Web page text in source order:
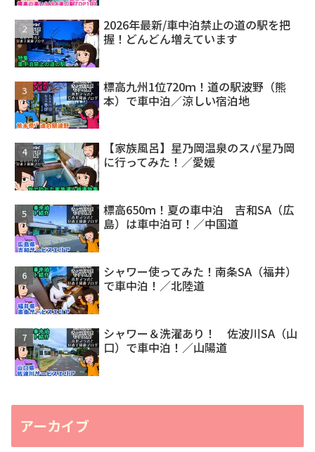
2026年最新/車中泊禁止の道の駅を把
握！どんどん増えています
標高九州1位720ｍ！道の駅波野（熊
本）で車中泊／涼しい宿泊地
【家族風呂】星乃岡温泉のスパ星乃岡
に行ってみた！／愛媛
標高650ｍ！夏の車中泊 吉和SA（広
島）は車中泊可！／中国道
シャワー使ってみた！南条SA（福井）
で車中泊！／北陸道
シャワー＆洗濯あり！ 佐波川SA（山
口）で車中泊！／山陽道
アーカイブ